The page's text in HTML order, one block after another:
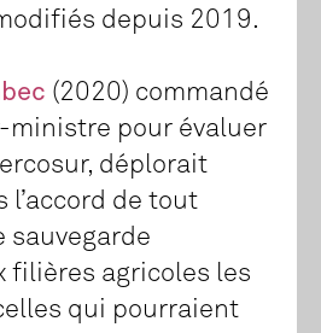
depuis 2019.
(2020) commandé
ministre pour évaluer
déplorait
l’accord de tout
sauvegarde
filières agricoles les
qui pourraient